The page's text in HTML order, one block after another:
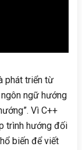
phát triển từ
ngữ hướng
Vì C++
trình hướng đối
biến để viết